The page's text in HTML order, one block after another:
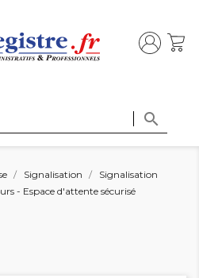

Signalisation
Signalisation
- Espace d'attente sécurisé